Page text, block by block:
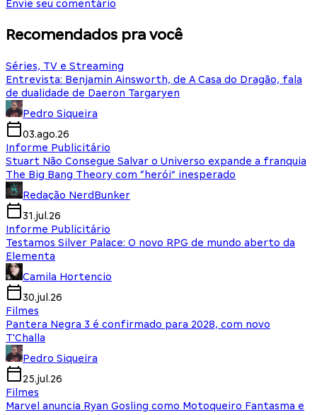
Envie seu comentário
Recomendados pra você
Séries, TV e Streaming
Entrevista: Benjamin Ainsworth, de A Casa do Dragão, fala
de dualidade de Daeron Targaryen
Pedro Siqueira
03.ago.26
Informe Publicitário
Stuart Não Consegue Salvar o Universo expande a franquia
The Big Bang Theory com “herói” inesperado
Redação NerdBunker
31.jul.26
Informe Publicitário
Testamos Silver Palace: O novo RPG de mundo aberto da
Elementa
Camila Hortencio
30.jul.26
Filmes
Pantera Negra 3 é confirmado para 2028, com novo
T'Challa
Pedro Siqueira
25.jul.26
Filmes
Marvel anuncia Ryan Gosling como Motoqueiro Fantasma e